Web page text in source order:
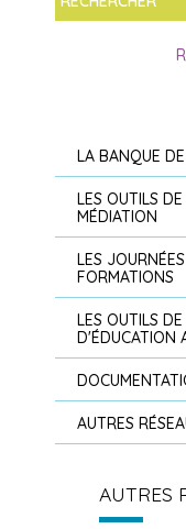
LA BANQUE
LES OUTILS
MÉDIATION
LES
FORMATIONS
LES OUTILS
D'ÉDUCATION
AUTRES
AUTRES